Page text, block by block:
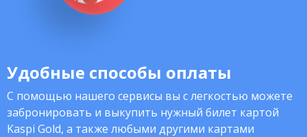
Удобные способы оплаты
С помощью нашего сервисы вы с легкостью можете
забронировать и выкупить нужный билет картой
Kaspi Gold, а также любыми другими картами